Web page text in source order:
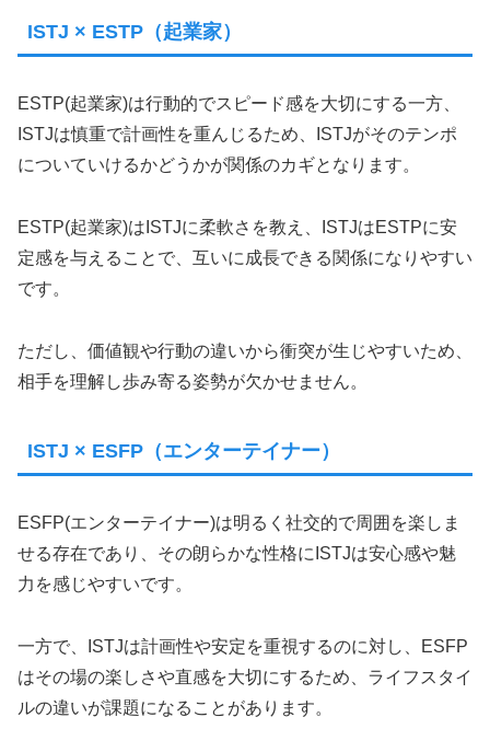
ISTJ × ESTP（起業家）
ESTP(起業家)は行動的でスピード感を大切にする一方、
ISTJは慎重で計画性を重んじるため、ISTJがそのテンポ
についていけるかどうかが関係のカギとなります。
ESTP(起業家)はISTJに柔軟さを教え、ISTJはESTPに安
定感を与えることで、互いに成長できる関係になりやすい
です。
ただし、価値観や行動の違いから衝突が生じやすいため、
相手を理解し歩み寄る姿勢が欠かせません。
ISTJ × ESFP（エンターテイナー）
ESFP(エンターテイナー)は明るく社交的で周囲を楽しま
せる存在であり、その朗らかな性格にISTJは安心感や魅
力を感じやすいです。
一方で、ISTJは計画性や安定を重視するのに対し、ESFP
はその場の楽しさや直感を大切にするため、ライフスタイ
ルの違いが課題になることがあります。